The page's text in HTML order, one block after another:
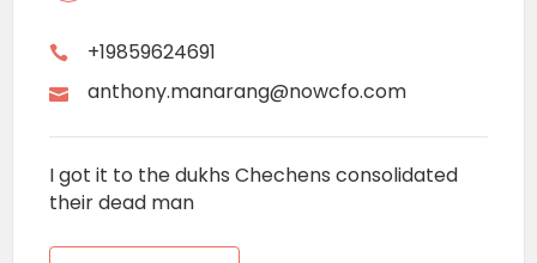
+19859624691
anthony.manarang@nowcfo.com
I got it to the dukhs Chechens consolidated
their dead man